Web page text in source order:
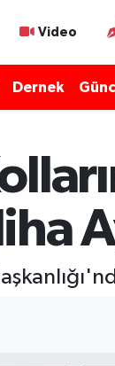
Video
Dernek